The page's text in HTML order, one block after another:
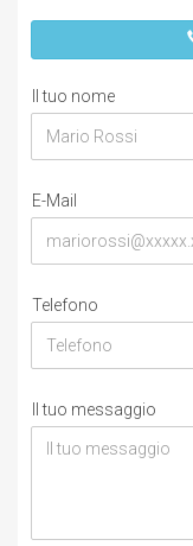
Il tuo nome
E-Mail
Telefono
Il tuo messaggio